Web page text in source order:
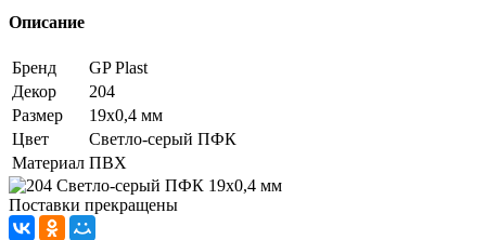
Описание
Бренд
GP Plast
Декор
204
Размер
19x0,4 мм
Цвет
Светло-серый ПФК
Материал ПВХ
Поставки прекращены